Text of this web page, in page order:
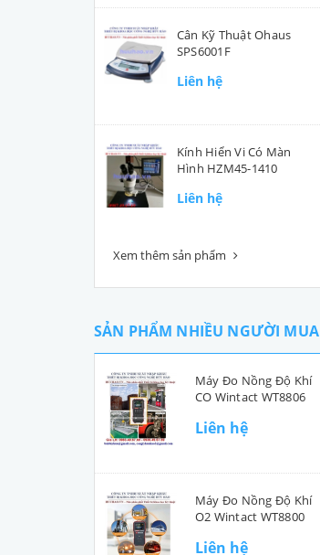
Cân Kỹ Thuật Ohaus
SPS6001F
Liên hệ
Kính Hiển Vi Có Màn
Hình HZM45-1410
Liên hệ
Xem thêm sản phẩm
SẢN PHẨM NHIỀU NGƯỜI MUA
Máy Đo Nồng Độ Khí
CO Wintact WT8806
Liên hệ
Máy Đo Nồng Độ Khí
O2 Wintact WT8800
Liên hệ